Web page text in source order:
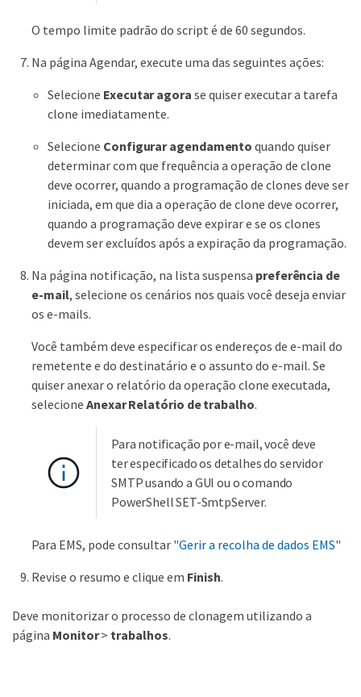
O tempo limite padrão do script é de 60 segundos.
Na página Agendar, execute uma das seguintes ações:
Selecione Executar agora se quiser executar a tarefa
clone imediatamente.
Selecione Configurar agendamento quando quiser
determinar com que frequência a operação de clone
deve ocorrer, quando a programação de clones deve ser
iniciada, em que dia a operação de clone deve ocorrer,
quando a programação deve expirar e se os clones
devem ser excluídos após a expiração da programação.
Na página notificação, na lista suspensa preferência de
e-mail, selecione os cenários nos quais você deseja enviar
os e-mails.
Você também deve especificar os endereços de e-mail do
remetente e do destinatário e o assunto do e-mail. Se
quiser anexar o relatório da operação clone executada,
selecione Anexar Relatório de trabalho.
Para notificação por e-mail, você deve
ter especificado os detalhes do servidor
SMTP usando a GUI ou o comando
PowerShell SET-SmtpServer.
Para EMS, pode consultar "Gerir a recolha de dados EMS"
Revise o resumo e clique em Finish.
Deve monitorizar o processo de clonagem utilizando a
página Monitor> trabalhos.